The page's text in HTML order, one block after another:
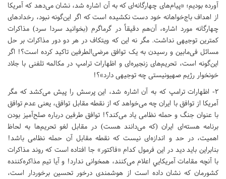
آورده بودیم؛ «‌پیام‌های چهارگانه‌ای که به آن اشاره شد، نشان می‌دهد که آمریکا
از اهداف باج‌خواهانه خود دست نکشیده است که اگر این‌گونه نبود، رخدادهای
چهارگانه مورد اشاره، آن‌هم دقیقاً در گرماگرم (بخوانید سردا سرد‌) مذاکرات
کمترین توجیهی نداشت. مگر نه این که ویتکاف در هر دو دور مذاکرات بر حل
مسائل فی‌ما‌بین و رسیدن به یک توافق مرضی‌الطرفین تاکید کرده است؟! اگر
این‌گونه است، تحریم‌های زنجیره‌ای و اظهارات ترامپ در مکالمه تلفنی با جلاد
خونخوار رژیم صهیونیستی چه توجیهی دارد‌»؟!
۲- اظهارات ترامپ که به آن اشاره شد، این پرسش را پیش می‌کشد که مگر
آمریکا از توافق با ایران چه می‌خواهد که از نقطه مقابل توافق، یعنی عدم توافق
با عنوان جنگ و حمله نظامی یاد می‌کند؟! توافق طرفین درباره صلح‌آمیز بودن
برنامه هسته‌ای ایران (که می‌دانند هست‌) در مقابل لغو تحریم‌ها به لحاظ
اهمیت، در حد و اندازه‌ای نیست که نقطه مقابل آن حمله نظامی باشد!
بنابراین باید دید در این فرمول کدام «فاکتور» جا افتاده است که روند مذاکرات
با آنچه مقامات آمریکایي اعلام می‌کنند، همخوانی ندارد! و آیا تیم مذاکره‌کننده
کشورمان که نشان داده است از هوشمندی درخور تحسین برخوردار است،